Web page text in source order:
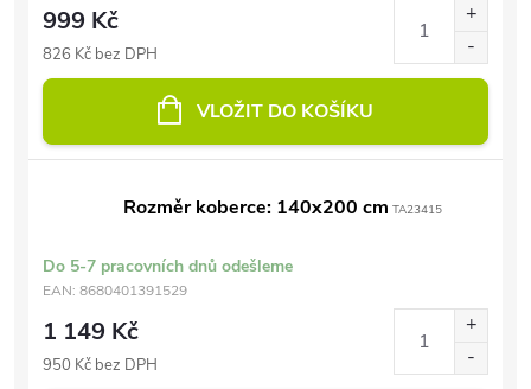
999 Kč
826 Kč bez DPH
VLOŽIT DO KOŠÍKU
Rozměr koberce: 140x200 cm TA23415
Do 5-7 pracovních dnů odešleme
EAN: 8680401391529
1 149 Kč
950 Kč bez DPH